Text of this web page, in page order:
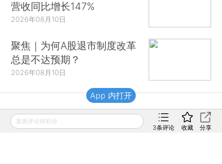
营收同比增长147%
2026年08月10日
聚焦｜为何A股退市制度改革
总是不达预期？
2026年08月10日
财新移动
发表评论得积分
3条评论 收藏 分享
App 内打开